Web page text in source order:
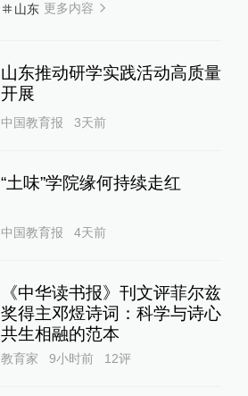
山东 更多内容
山东推动研学实践活动高质量
开展
中国教育报 3天前
“土味”学院缘何持续走红
中国教育报 4天前
《中华读书报》刊文评菲尔兹
奖得主邓煜诗词：科学与诗心
共生相融的范本
教育家 9小时前 12评